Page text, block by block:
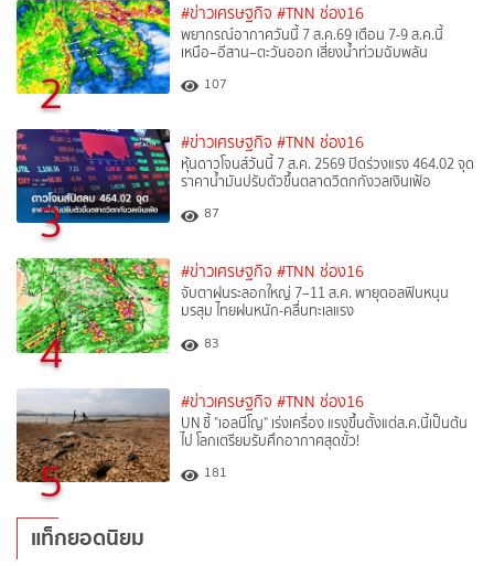
2
#ข่าวเศรษฐกิจ #TNN ช่อง16
พยากรณ์อากาศวันนี้ 7 ส.ค.69 เตือน 7-9 ส.ค.นี้
เหนือ–อีสาน–ตะวันออก เสี่ยงน้ำท่วมฉับพลัน
107
3
#ข่าวเศรษฐกิจ #TNN ช่อง16
หุ้นดาวโจนส์วันนี้ 7 ส.ค. 2569 ปิดร่วงแรง 464.02 จุด
ราคาน้ำมันปรับตัวขึ้นตลาดวิตกกังวลเงินเฟ้อ
87
4
#ข่าวเศรษฐกิจ #TNN ช่อง16
จับตาฝนระลอกใหญ่ 7–11 ส.ค. พายุดอลฟินหนุน
มรสุม ไทยฝนหนัก-คลื่นทะเลแรง
83
5
#ข่าวเศรษฐกิจ #TNN ช่อง16
UN ชี้ "เอลนีโญ" เร่งเครื่อง แรงขึ้นตั้งแต่ส.ค.นี้เป็นต้น
ไป โลกเตรียมรับศึกอากาศสุดขั้ว!
181
แท็กยอดนิยม